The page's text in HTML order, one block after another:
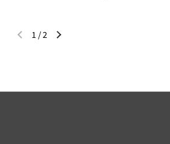
이전 슬라이드다음 슬라이드
1 /2